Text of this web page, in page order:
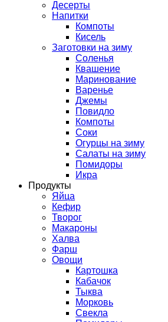
Десерты
Напитки
Компоты
Кисель
Заготовки на зиму
Соленья
Квашение
Маринование
Варенье
Джемы
Повидло
Компоты
Соки
Огурцы на зиму
Салаты на зиму
Помидоры
Икра
Продукты
Яйца
Кефир
Творог
Макароны
Халва
Фарш
Овощи
Картошка
Кабачок
Тыква
Морковь
Свекла